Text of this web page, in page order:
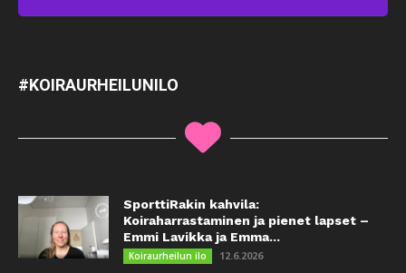
#KOIRAURHEILUNILO
SporttiRakin kahvila:
Koiraharrastaminen ja pienet lapset –
Emmi Lavikka ja Emma...
Koiraurheilun ilo 12.6.2026